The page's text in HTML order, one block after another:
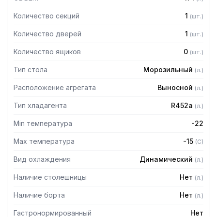
Количество секций 1 (шт.)
Количество дверей 1 (шт.)
Количество ящиков 0 (шт.)
Тип стола Морозильный (л.)
Расположение агрегата Выносной (л.)
Тип хладагента R452a (л.)
Min температура -22
Max температура -15 (C)
Вид охлаждения Динамический (л.)
Наличие столешницы Нет (л.)
Наличие борта Нет (л.)
Гастронормированный Нет